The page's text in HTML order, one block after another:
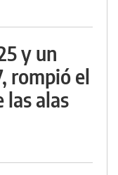
y un
rompió el
las alas